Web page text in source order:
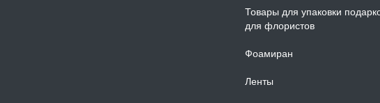
Товары для упаковки
для флористов
Фоамиран
Ленты